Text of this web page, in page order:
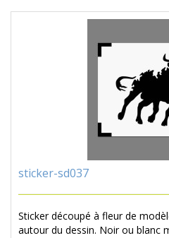
sticker-sd037
Sticker découpé à fleur de
autour du dessin. Noir ou blanc